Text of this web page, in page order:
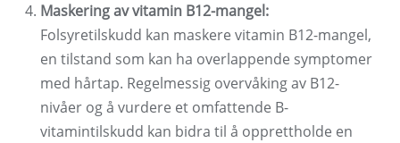
Maskering av vitamin B12-mangel:
Folsyretilskudd kan maskere vitamin B12-mangel,
en tilstand som kan ha overlappende symptomer
med hårtap. Regelmessig overvåking av B12-
nivåer og å vurdere et omfattende B-
vitamintilskudd kan bidra til å opprettholde en